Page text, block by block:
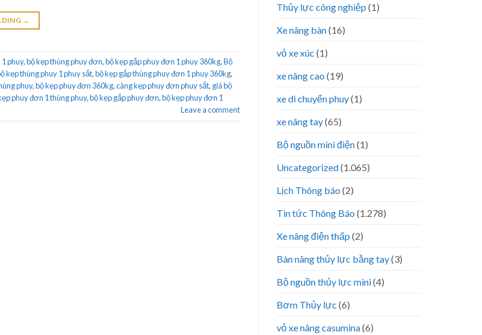
→
phuy,bộ kẹp thùng phuy đơn,bộ kẹp gắp phuy đơn 1 phuy 360kg,Bộ
kẹp thùng phuy 1 phuy sắt,bộ kẹp gắp thùng phuy đơn 1 phuy 360kg,
phuy,bộ kẹp phuy đơn 360kg,càng kẹp phuy đơn phuy sắt, giá bộ
phuy đơn 1 thùng phuy,bộ kẹp gắp phuy đơn,bộ kẹp phuy đơn 1
Leave a comment
Thủy lực công nghiệp (1)
Xe nâng bàn(16)
vỏ xe xúc (1)
xe nâng cao (19)
xe di chuyển phuy(1)
xe nâng tay(65)
Bộ nguồn mini điện(1)
Uncategorized(1.065)
Lịch Thông báo (2)
Tin tức Thông Báo (1.278)
Xe nâng điện thấp (2)
Bàn nâng thủy lực bằng tay(3)
Bộ nguồn thủy lực mini(4)
Bơm Thủy lực (6)
vỏ xe nâng casumina(6)